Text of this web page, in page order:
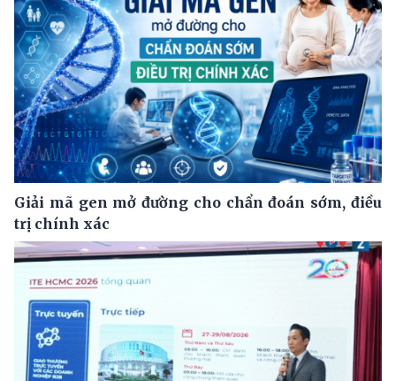
Giải mã gen mở đường cho chẩn đoán sớm, điều
trị chính xác